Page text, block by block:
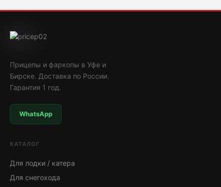
Прицепы и фаркопы в Уфе и
Бирске. Доставка по России.
Гарантия 1 год.
WhatsApp
КАТАЛОГ
Для лодки / катера
Для снегохода